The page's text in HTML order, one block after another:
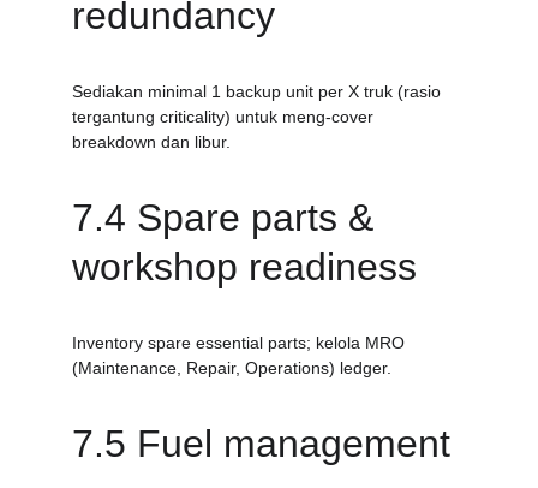
redundancy
Sediakan minimal 1 backup unit per X truk (rasio
tergantung criticality) untuk meng-cover
breakdown dan libur.
7.4 Spare parts &
workshop readiness
Inventory spare essential parts; kelola MRO
(Maintenance, Repair, Operations) ledger.
7.5 Fuel management